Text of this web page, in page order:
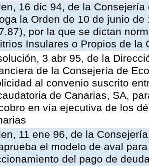
16 dic 94, de la
la Orden de 10 de junio
por la que se dictan
Insulares o Propios de la
3 abr 95, de la
de la Consejería de
al convenio suscrito
de Canarias, SA,
en vía ejecutiva de los
11 ene 96, de la
el modelo de aval
del pago de